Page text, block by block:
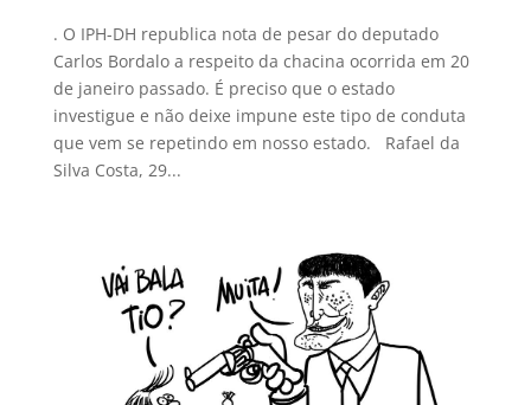
. O IPH-DH republica nota de pesar do deputado
Carlos Bordalo a respeito da chacina ocorrida em 20
de janeiro passado. É preciso que o estado
investigue e não deixe impune este tipo de conduta
que vem se repetindo em nosso estado. Rafael da
Silva Costa, 29...